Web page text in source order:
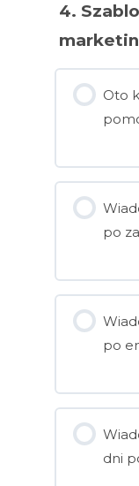
4.
Oto
po
po
dni